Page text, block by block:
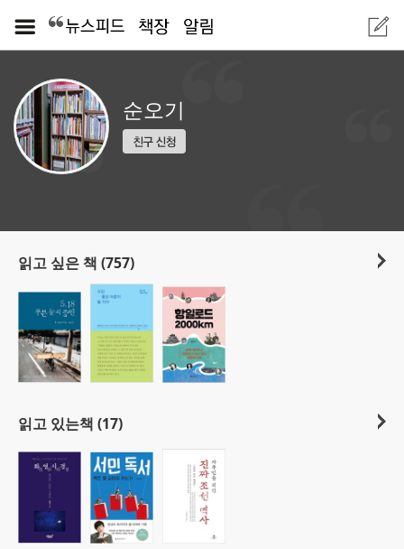
순오기
읽고 싶은 책 (757)
읽고 있는책 (17)